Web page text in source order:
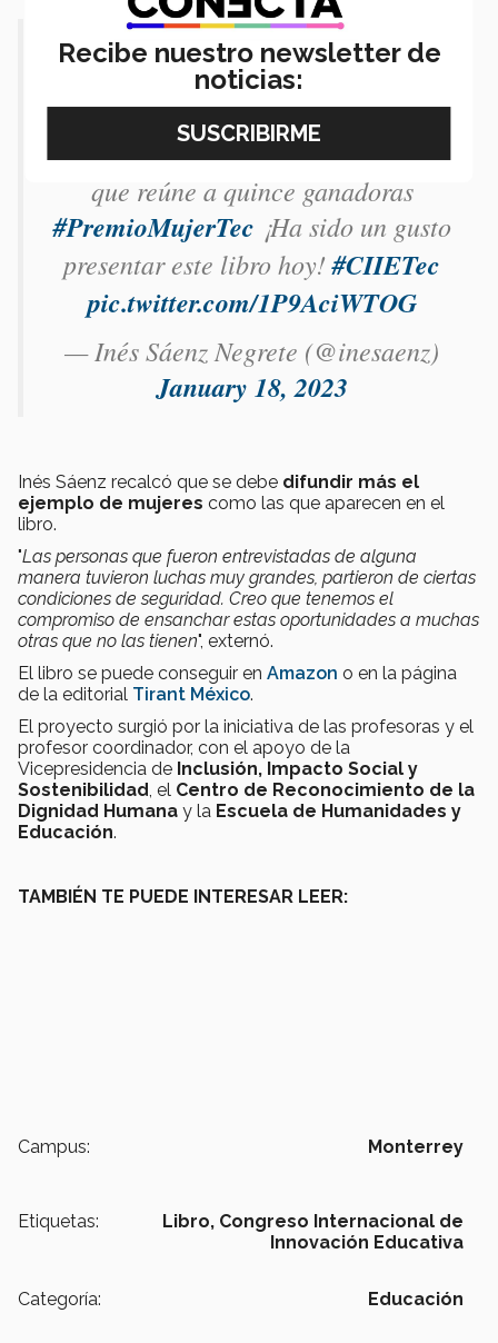
Vivencias, experiencia y
satisfacciones se relatan a través de
las historias de 'Mujeres que brillan,
trascienden y transforman', una obra
que reúne a quince ganadoras
#PremioMujerTec ¡Ha sido un gusto
presentar este libro hoy!#CIIETec
pic.twitter.com/1P9AciWTOG
— Inés Sáenz Negrete (@inesaenz)
January 18, 2023
Inés Sáenz recalcó que se debe difundir más el
ejemplo de mujeres como las que aparecen en el
libro.
"Las personas que fueron entrevistadas de alguna
manera tuvieron luchas muy grandes, partieron de ciertas
condiciones de seguridad. Creo que tenemos el
compromiso de ensanchar estas oportunidades a muchas
otras que no las tienen", externó.
El libro se puede conseguir en Amazon o en la página
de la editorial Tirant México.
El proyecto surgió por la iniciativa de las profesoras y el
profesor coordinador, con el apoyo de la
Vicepresidencia de Inclusión, Impacto Social y
Sostenibilidad, el Centro de Reconocimiento de la
Dignidad Humana y la Escuela de Humanidades y
Educación.
TAMBIÉN TE PUEDE INTERESAR LEER:
Campus: Monterrey
Etiquetas: Libro, Congreso Internacional de
Innovación Educativa
Categoría: Educación
Recibe nuestro newsletter de
noticias: